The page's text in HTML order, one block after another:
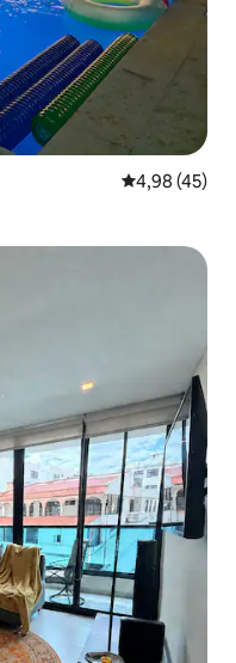
Gemiddelde
4,98 (45)